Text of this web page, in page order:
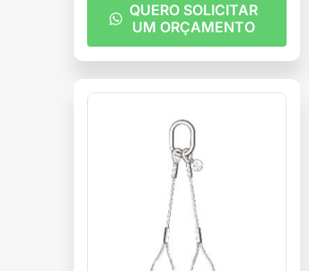
QUERO SOLICITAR
UM ORÇAMENTO